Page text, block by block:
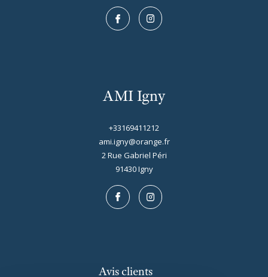
AMI Igny
+33169411212
ami.igny@orange.fr
2 Rue Gabriel Péri
91430 igny
Avis clients